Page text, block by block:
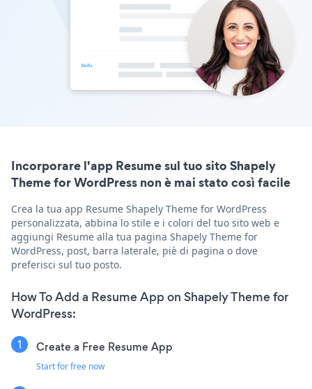
Incorporare l'app Resume sul tuo sito Shapely
Theme for WordPress non è mai stato così facile
Crea la tua app Resume Shapely Theme for WordPress
personalizzata, abbina lo stile e i colori del tuo sito web e
aggiungi Resume alla tua pagina Shapely Theme for
WordPress, post, barra laterale, piè di pagina o dove
preferisci sul tuo posto.
How To Add a Resume App on Shapely Theme for
WordPress:
Create a Free Resume App
Start for free now